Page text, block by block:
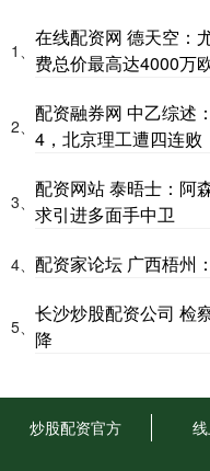
1、
在线配资网 德天空：
费总价最高达4000万
2、
配资融券网 中乙综述
4，北京理工遭四连败
3、
配资网站 泰晤士：阿
求引进多面手中卫
4、 配资家论坛 广西梧州
5、
长沙炒股配资公司 检
降
炒股配资官方